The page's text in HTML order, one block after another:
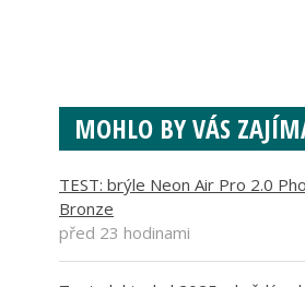
MOHLO BY VÁS
TEST: brýle Neon Air Pro 2.0
Bronze
před 23 hodinami